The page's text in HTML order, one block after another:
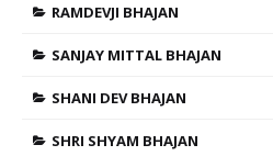
RAMDEVJI BHAJAN
SANJAY MITTAL BHAJAN
SHANI DEV BHAJAN
SHRI SHYAM BHAJAN